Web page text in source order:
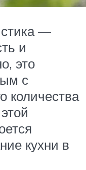
—
и
это
с
количества
кухни в